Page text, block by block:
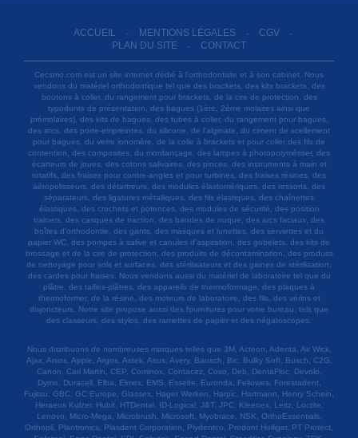
ACCUEIL - MENTIONS LÉGALES - CGV -
PLAN DU SITE - CONTACT
Cecsmo.com est un site internet dédié à l'orthodontiste et à son cabinet. Nous
vendons du matériel orthodontique tel que des brackets, des kits brackets, des
boutons à coller, du rangement pour brackets, de la cire de protection, des
typodonts de présentation, des bagues (1ère, 2ème molaires ainsi que
prémolaires), des kits de bagues, des tubes à coller, du rangement pour bagues,
des arcs, des porte-empreintes, du silicone, de l'alginate, du ciment de scellement
pour bagues, du verre ionomère, de la colle à brackets et pour coller des fils de
contention, des composites, du mordançage, des lampes à photopolymériser, des
écarteurs de joues, des cotons salivaires, des pinces, des instruments à main et
rotatifs, des fraises pour contre-angles et pour turbines, des fraises résines, des
aéropolisseurs, des détartreurs, des modules élastomériques, des ressorts, des
séparateurs, des ligatures métalliques, des fils élastiques, des chaînettes
élastiques, des crochets et potences, des modules de sécurité, des position
trainers, des casques de traction, des bandes de nuque, des arcs faciaux, des
boîtes d'orthodontie, des gants, des masques et lunettes, des serviettes et du
papier WC, des pompes à salive et canules d'aspiration, des gobelets, des kits de
brossage et de la cire de protection, des produits de décontamination, des produits
de nettoyage pour sols et surfaces, des stérilisateurs et des gaines de stérilisation,
des cardes pour fraises. Nous vendons aussi du matériel de laboratoire tel que du
plâtre, des tailles-plâtres, des appareils de thermoformage, des plaques à
thermoformer, de la résine, des moteurs de laboratoire, des fils, des vérins et
disjoncteurs. Notre site propose aussi des fournitures pour votre bureau, tels que
des classeurs, des stylos, des ramettes de papier et des négatoscopes.
Nous distribuons de nombreuses marques telles que 3M, Acteon, Adenta, Air Wick,
Ajax, Anios, Apple, Argos, Astek, Asus, Avery, Bausch, Bic, Bulky Soft, Busch, C2G,
Canon, Carl Martin, CEP, Cominox, Contacez, Coxo, Deb, DentaFloc, Devolo,
Dymo, Duracell, Elba, Elmex, EMS, Esselte, Euronda, Fellowes, Forestadent,
Fujitsu, GBC, GC Europe, Glassex, Hager Werken, Harpic, Hartmann, Henry Schein,
Heraeus Kulzer, Hubit, HTDental, ID-Logical, J&T, JPC, Kleenex, Leitz, Loctite,
Lenovo, Micro-Mega, Microbrush, Microsoft, Myobrace, NSK, OrthoEssentials,
Orthopli, Plantronics, Plasdent Corporation, Plydentco, Prodont Holliger, PT Protect,